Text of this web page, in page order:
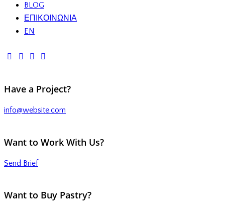
BLOG
ΕΠΙΚΟΙΝΩΝΙΑ
EN
Have a Project?
info@website.com
Want to Work With Us?
Send Brief
Want to Buy Pastry?